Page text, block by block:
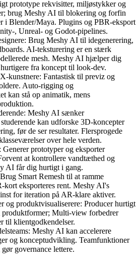
prototype rekvisitter, miljøstykker og
brug Meshy AI til blokering og forfin
i Blender/Maya. Plugins og PBR-eksport
, Unreal- og Godot-pipelines.
Brug Meshy AI til idegenerering,
AI-teksturering er en stærk
mesh. Meshy AI hjælper dig
fra koncept til look-dev.
kunstnere: Fantastisk til previz og
Auto-rigging og
kan stå op animatik, mens
Meshy AI sænker
kan udforske 3D-koncepter
før de ser resultater. Flersprogede
over hele verden.
prototyper og eksporter
at kontrollere vandtæthed og
AI får dig hurtigt i gang.
Smart Remesh til at ramme
kort eksporteres rent. Meshy AI's
for iteration på AR-klare aktiver.
og produktvisualiserere: Producer hurtigt
produktformer; Multi-view forbedrer
til klientgodkendelser.
Meshy AI kan accelerere
og konceptudvikling. Teamfunktioner
governance lettere.